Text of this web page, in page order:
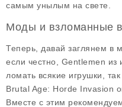
самым унылым на свете.
Моды и взломанные
Теперь, давай заглянем в
если честно, Gentlemen из
ломать всякие игрушки,
Brutal Age: Horde Invasion
Вместе с этим